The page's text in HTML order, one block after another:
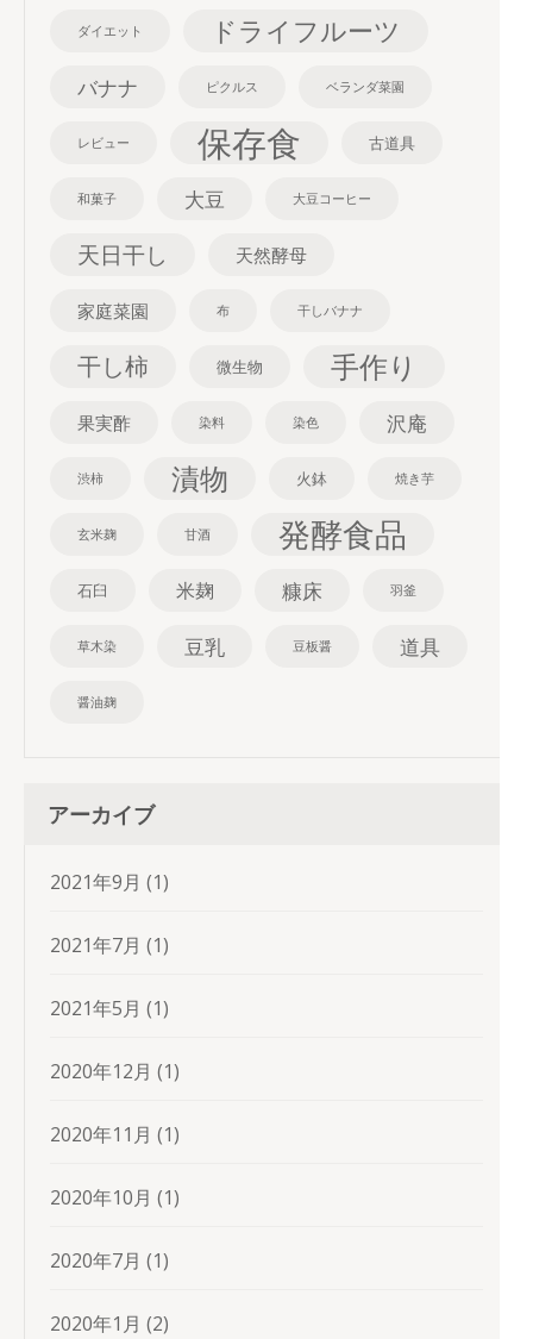
ダイエット ドライフルーツ
バナナ ピクルス ベランダ菜園
レビュー 保存食 古道具
和菓子 大豆 大豆コーヒー
天日干し 天然酵母
家庭菜園 布 干しバナナ
干し柿 微生物 手作り
果実酢 染料 染色 沢庵
渋柿 漬物 火鉢 焼き芋
玄米麹 甘酒 発酵食品
石臼 米麹 糠床 羽釜
草木染 豆乳 豆板醤 道具
醤油麹
アーカイブ
2021年9月 (1)
2021年7月 (1)
2021年5月 (1)
2020年12月 (1)
2020年11月 (1)
2020年10月 (1)
2020年7月 (1)
2020年1月 (2)